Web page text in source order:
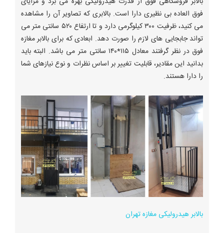
فوق العاده بی نظیری دارا است. بالابری که تصاویر آن را مشاهده
می کنید، ظرفیت ۳۰۰ کیلوگرمی دارد و تا ارتفاع ۵۲۰ سانتی متر می
تواند جابجایی های لازم را صورت دهد. ابعادی که برای بالابر مغازه
فوق در نظر گرفتند معادل ۱۱۵*۱۴۰ سانتی متر می باشد. البته باید
بدانید این مقادیر، قابلیت تغییر بر اساس نظرات و نوع نیازهای شما
را دارا هستند.
بالابر هیدرولیکی مغازه تهران